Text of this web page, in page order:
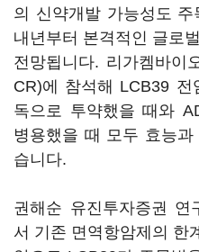
의 신약개발 가능성도
내년부터 본격적인 글로
전망됩니다. 리가켐바이
CR)에 참석해 LCB39
독으로 투약했을 때와
병용했을 때 모두 효능
습니다.
권해순 유진투자증권 연
서 기존 면역항암제의 한